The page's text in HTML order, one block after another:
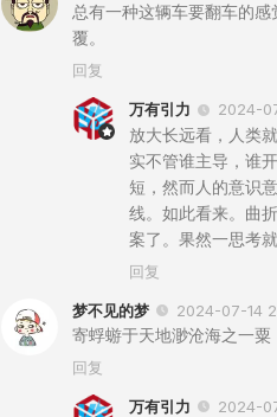
总有一种这辆车要翻车的
覆。
回复
万有引力 2024-
放大长远看，人类
实不管谁主导，谁
短，然而人的意识
线。如此看来。曲
案了。果然一思考就
回复
梦不见的梦 2024-07-14
寄蜉蝣于天地渺沧海之一
回复
万有引力 2024-